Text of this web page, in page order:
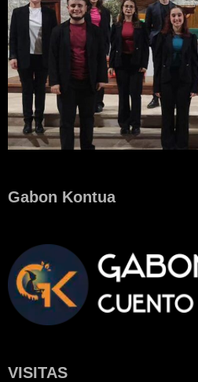
Gabon Kontua
VISITAS